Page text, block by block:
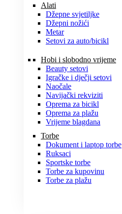
Alati
Džepne svjetiljke
Džepni nožići
Metar
Setovi za auto/bicikl
Hobi i slobodno vrijeme
Beauty setovi
Igračke i dječji setovi
Naočale
Navijački rekviziti
Oprema za bicikl
Oprema za plažu
Vrijeme blagdana
Torbe
Dokument i laptop torbe
Ruksaci
Sportske torbe
Torbe za kupovinu
Torbe za plažu